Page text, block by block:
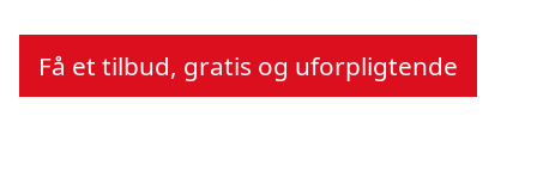
Få et tilbud, gratis og uforpligtende